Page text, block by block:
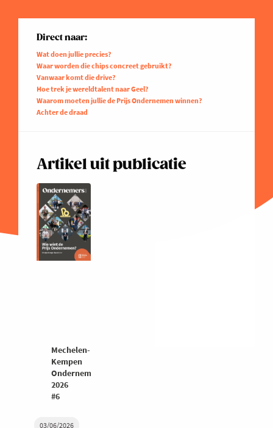
Direct naar:
Wat doen jullie precies?
Waar worden die chips concreet gebruikt?
Vanwaar komt die drive?
Hoe trek je wereldtalent naar Geel?
Waarom moeten jullie de Prijs Ondernemen winnen?
Achter de draad
03/06/2026
Artikel uit publicatie
Mechelen-
Kempen
Ondernemers
2026
#6